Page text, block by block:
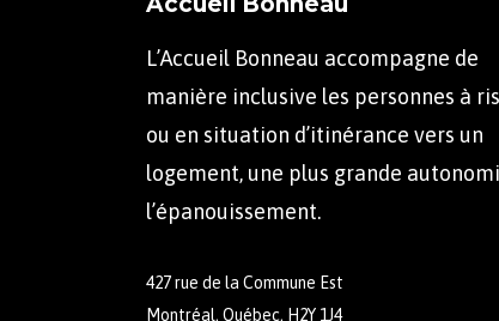
L’Accueil Bonneau accompagne de
manière inclusive les personnes à
ou en situation d’itinérance vers un
logement, une plus grande
l’épanouissement.
427 rue de la Commune Est
Montréal, Québec, H2Y 1J4